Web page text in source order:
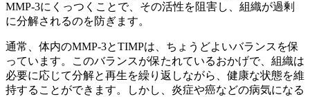
MMP-3にくっつくことで、その活性を阻害し、組織が過剰
に分解されるのを防ぎます。
通常、体内のMMP-3とTIMPは、ちょうどよいバランスを保
っています。
このバランスが保たれているおかげで、組織は
必要に応じて分解と再生を繰り返しながら、健康な状態を維
持することができます。しかし、炎症や癌などの病気になる